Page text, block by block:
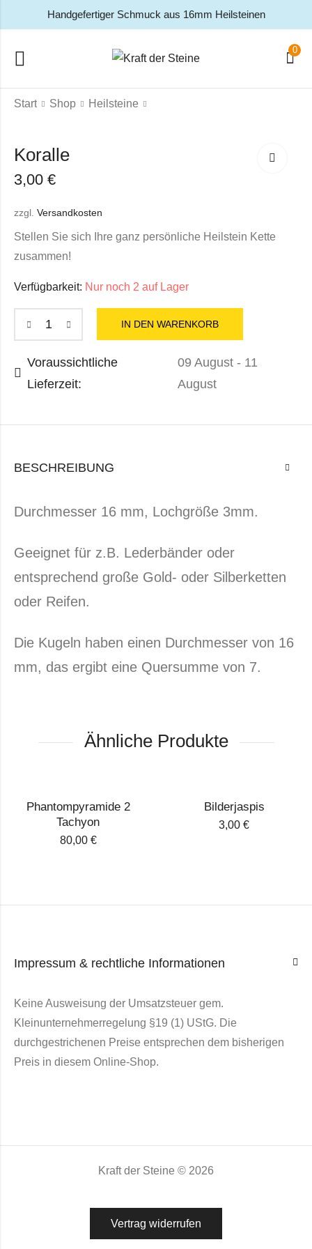
Handgefertiger Schmuck aus 16mm Heilsteinen
0
Start Shop Heilsteine
Koralle
3,00 €
zzgl. Versandkosten
Stellen Sie sich Ihre ganz persönliche Heilstein Kette
zusammen!
Verfügbarkeit: Nur noch 2 auf Lager
IN DEN WARENKORB
Voraussichtliche
Lieferzeit:
09 August - 11
August
BESCHREIBUNG
Durchmesser 16 mm, Lochgröße 3mm.
Geeignet für z.B. Lederbänder oder
entsprechend große Gold- oder Silberketten
oder Reifen.
Die Kugeln haben einen Durchmesser von 16
mm, das ergibt eine Quer­summe von 7.
Ähnliche Produkte
Phantompyramide 2
Tachyon
80,00 €
Bilderjaspis
3,00 €
Impressum & rechtliche Informationen
Keine Ausweisung der Umsatzsteuer gem.
Kleinunternehmerregelung §19 (1) UStG. Die
durchgestrichenen Preise entsprechen dem bisherigen
Preis in diesem Online-Shop.
Kraft der Steine © 2026
Vertrag widerrufen